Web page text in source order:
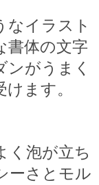
なイラスト
書体の文字
がうまく
ます。
く泡が立ち
ーさとモル